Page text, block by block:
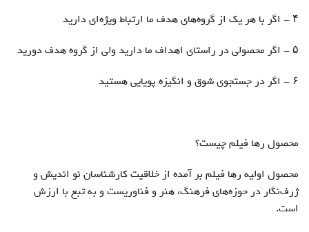
۴ - اگر با هر یک از گروه‌های هدف ما ارتباط ویژه‌ای دارید
۵ - اگر محصولی در راستای اهداف ما دارید ولی‌ از گروه هدف دورید
۶ - اگر در جستجوی شوق و انگیزه پویایی هستید
محصول رها فیلم چیست؟
محصول اولیه رها فیلم بر آمده از خلاقیت کارشناسان نو اندیش و
ژرف‌نگار در حوزه‌های فرهنگ، هنر و فناوریست و به تبع با ارزش
است.